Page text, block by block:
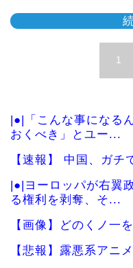
1
|●|「こんな事になる
おくべき」とユー...
【速報】 中国、ガチ
|●|ヨーロッパが右翼
る権利を剥奪、そ...
【画像】どのくノ一
【悲報】露悪系アニ